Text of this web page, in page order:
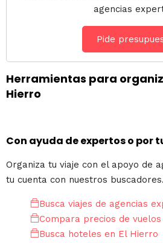
agencias
Pide
Herramientas para
Hierro
Con ayuda de expertos o por
Organiza tu viaje con el apoyo de
tu cuenta con nuestros buscadores.
Busca viajes de agencias
Compara precios de
Busca hoteles en El Hierro